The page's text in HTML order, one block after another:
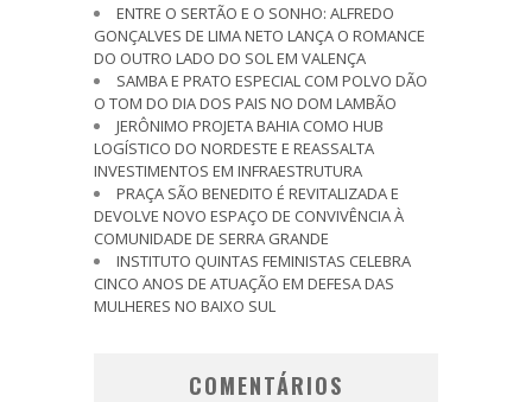
ENTRE O SERTÃO E O SONHO: ALFREDO
GONÇALVES DE LIMA NETO LANÇA O ROMANCE
DO OUTRO LADO DO SOL EM VALENÇA
SAMBA E PRATO ESPECIAL COM POLVO DÃO
O TOM DO DIA DOS PAIS NO DOM LAMBÃO
JERÔNIMO PROJETA BAHIA COMO HUB
LOGÍSTICO DO NORDESTE E REASSALTA
INVESTIMENTOS EM INFRAESTRUTURA
PRAÇA SÃO BENEDITO É REVITALIZADA E
DEVOLVE NOVO ESPAÇO DE CONVIVÊNCIA À
COMUNIDADE DE SERRA GRANDE
INSTITUTO QUINTAS FEMINISTAS CELEBRA
CINCO ANOS DE ATUAÇÃO EM DEFESA DAS
MULHERES NO BAIXO SUL
COMENTÁRIOS